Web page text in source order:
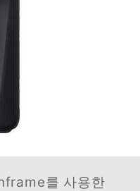
를 사용한